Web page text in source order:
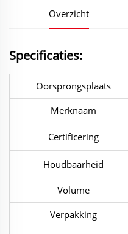
Overzicht
Specificaties:
Oorsprongsplaats
Merknaam
Certificering
Houdbaarheid
Volume
Verpakking